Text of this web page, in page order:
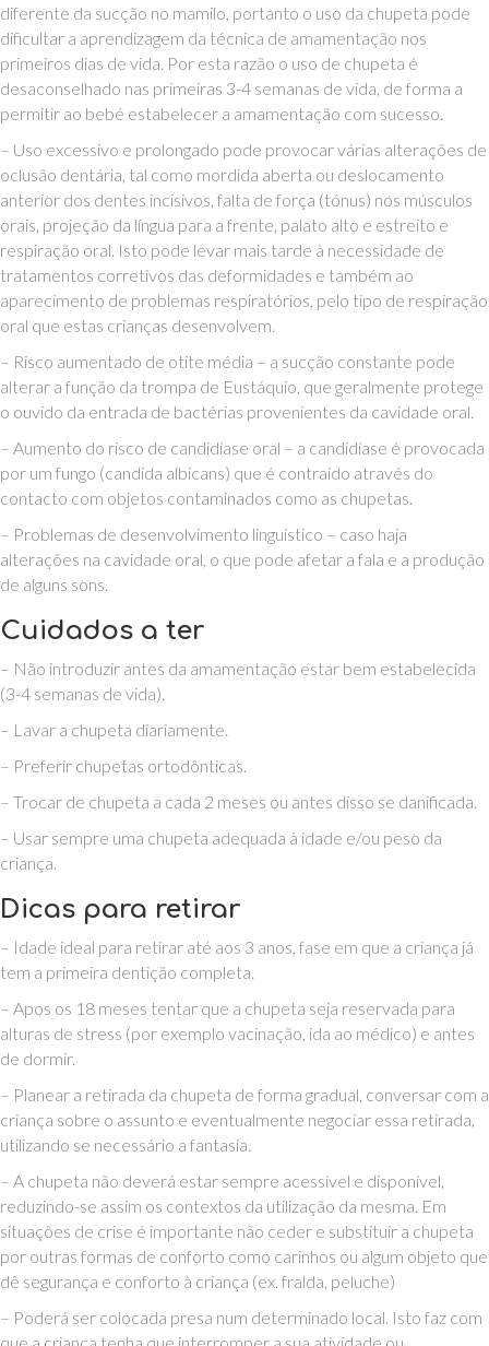
diferente da sucção no mamilo, portanto o uso da chupeta pode
dificultar a aprendizagem da técnica de amamentação nos
primeiros dias de vida. Por esta razão o uso de chupeta é
desaconselhado nas primeiras 3-4 semanas de vida, de forma a
permitir ao bebé estabelecer a amamentação com sucesso.
– Uso excessivo e prolongado pode provocar várias alterações de
oclusão dentária, tal como mordida aberta ou deslocamento
anterior dos dentes incisivos, falta de força (tónus) nos músculos
orais, projeção da língua para a frente, palato alto e estreito e
respiração oral. Isto pode levar mais tarde à necessidade de
tratamentos corretivos das deformidades e também ao
aparecimento de problemas respiratórios, pelo tipo de respiração
oral que estas crianças desenvolvem.
– Risco aumentado de otite média – a sucção constante pode
alterar a função da trompa de Eustáquio, que geralmente protege
o ouvido da entrada de bactérias provenientes da cavidade oral.
– Aumento do risco de candidíase oral – a candidíase é provocada
por um fungo (candida albicans) que é contraído através do
contacto com objetos contaminados como as chupetas.
– Problemas de desenvolvimento linguístico – caso haja
alterações na cavidade oral, o que pode afetar a fala e a produção
de alguns sons.
Cuidados a ter
– Não introduzir antes da amamentação estar bem estabelecida
(3-4 semanas de vida).
– Lavar a chupeta diariamente.
– Preferir chupetas ortodônticas.
– Trocar de chupeta a cada 2 meses ou antes disso se danificada.
– Usar sempre uma chupeta adequada à idade e/ou peso da
criança.
Dicas para retirar
– Idade ideal para retirar até aos 3 anos, fase em que a criança já
tem a primeira dentição completa.
– Apos os 18 meses tentar que a chupeta seja reservada para
alturas de stress (por exemplo vacinação, ida ao médico) e antes
de dormir.
– Planear a retirada da chupeta de forma gradual, conversar com a
criança sobre o assunto e eventualmente negociar essa retirada,
utilizando se necessário a fantasia.
– A chupeta não deverá estar sempre acessível e disponível,
reduzindo-se assim os contextos da utilização da mesma. Em
situações de crise é importante não ceder e substituir a chupeta
por outras formas de conforto como carinhos ou algum objeto que
dê segurança e conforto à criança (ex. fralda, peluche)
– Poderá ser colocada presa num determinado local. Isto faz com
que a criança tenha que interromper a sua atividade ou